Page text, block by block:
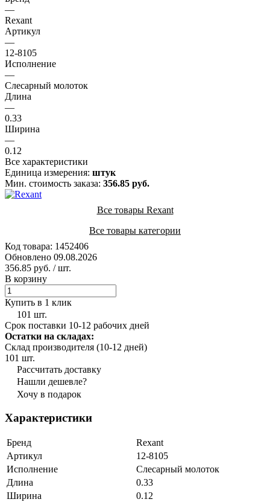
—
Rexant
Артикул
—
12-8105
Исполнение
—
Слесарный молоток
Длина
—
0.33
Ширина
—
0.12
Все характеристики
Единица измерения: штук
Мин. стоимость заказа: 356.85 руб.
Все товары Rexant
Все товары категории
Код товара: 1452406
Обновлено 09.08.2026
356.85 руб. / шт.
В корзину
Купить в 1 клик
101 шт.
Срок поставки 10-12 рабочих дней
Остатки на складах:
Склад производителя (10-12 дней)
101 шт.
Рассчитать доставку
Нашли дешевле?
Хочу в подарок
Характеристики
Бренд
Rexant
Артикул
12-8105
Исполнение
Слесарный молоток
Длина
0.33
Ширина
0.12